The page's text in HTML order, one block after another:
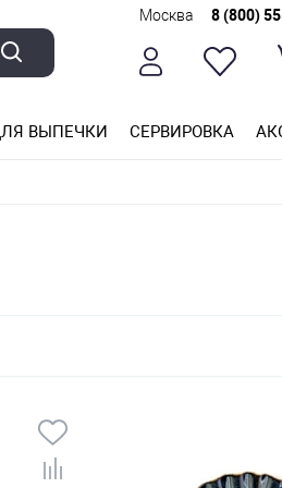
Москва 8 (800)
ВЫПЕЧКИ СЕРВИРОВКА